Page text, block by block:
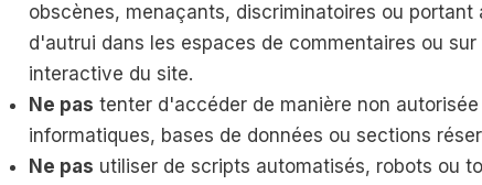
obscènes, menaçants, discriminatoires ou
d'autrui dans les espaces de commentaires ou
interactive du site.
Ne pas tenter d'accéder de manière non
informatiques, bases de données ou sections
Ne pas utiliser de scripts automatisés, robots ou